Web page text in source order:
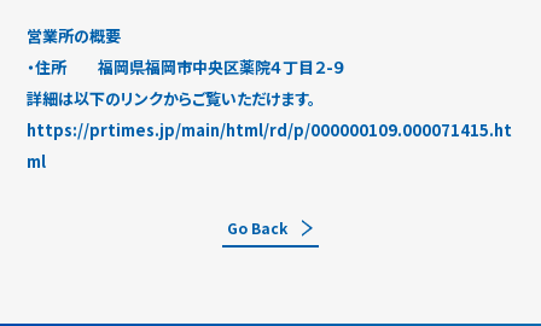
営業所の概要
・住所 福岡県福岡市中央区薬院４丁目２-９
詳細は以下のリンクからご覧いただけます。
https://prtimes.jp/main/html/rd/p/000000109.000071415.ht
ml
Go Back